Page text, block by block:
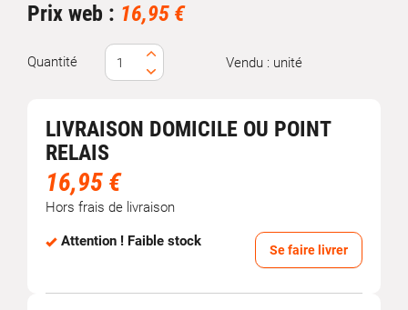
Prix web : 16,95 €
Quantité Vendu : unité
LIVRAISON DOMICILE OU POINT
RELAIS
16,95 €
Hors frais de livraison
Attention ! Faible stock
Se faire livrer